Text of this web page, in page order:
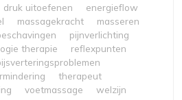
druk uitoefenen
energieflow
massagekracht
masseren
pijnverlichting
therapie
reflexpunten
therapeut
voetmassage welzijn